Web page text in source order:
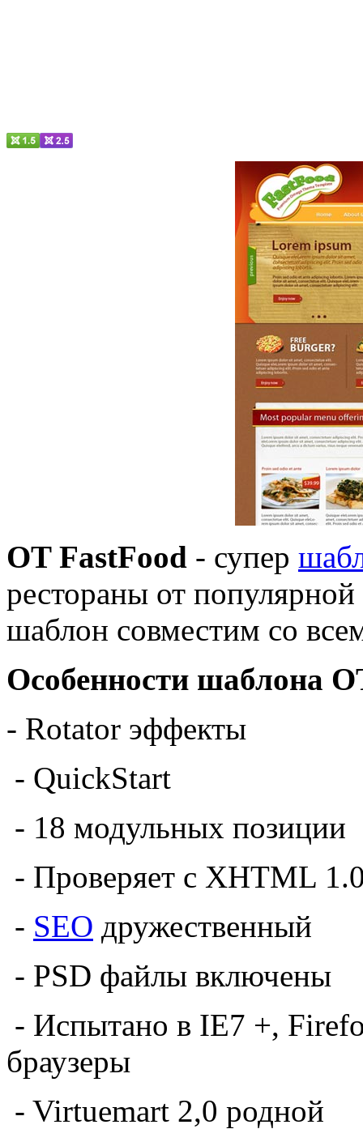
OT FastFood - супер
рестораны от
шаблон совместим со
Особенности шаблона
- Rotator эффекты
- QuickStart
- 18 модульных позиции
- Проверяет с XHTML
- SEO дружественный
- PSD файлы включены
- Испытано в IE7 +,
браузеры
- Virtuemart 2,0 родной